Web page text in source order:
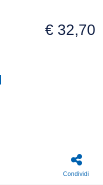
€ 32,70
Condividi